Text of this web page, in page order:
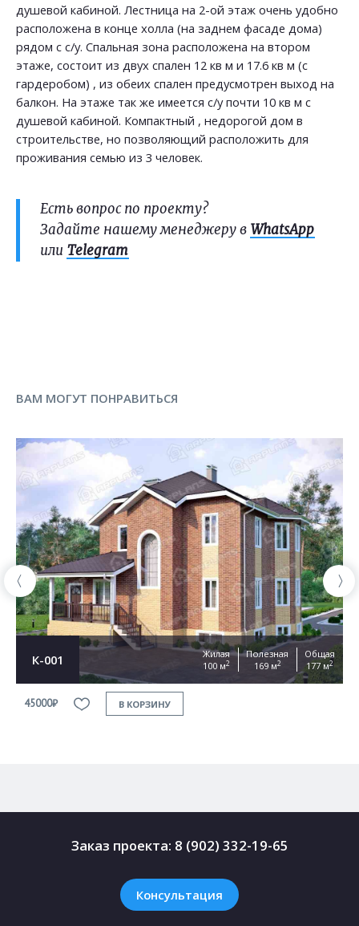
душевой кабиной. Лестница на 2-ой этаж очень удобно
расположена в конце холла (на заднем фасаде дома)
рядом с с/у. Спальная зона расположена на втором
этаже, состоит из двух спален 12 кв м и 17.6 кв м (с
гардеробом) , из обеих спален предусмотрен выход на
балкон. На этаже так же имеется с/у почти 10 кв м с
душевой кабиной. Компактный , недорогой дом в
строительстве, но позволяющий расположить для
проживания семью из 3 человек.
Есть вопрос по проекту?
Задайте нашему менеджеру в WhatsApp
или Telegram
ВАМ МОГУТ ПОНРАВИТЬСЯ
К-001
Жилая
100 м2
Полезная
169 м2
Общая
177 м2
45000₽ В КОРЗИНУ
Заказ проекта: 8 (902) 332-19-65
Консультация